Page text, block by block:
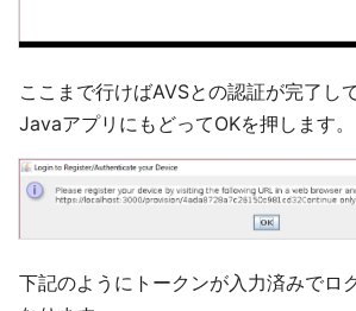
ここまで行けばAVSとの認証が完了し
JavaアプリにもどってOKを押します。
下記のようにトークンが入力済みでロ